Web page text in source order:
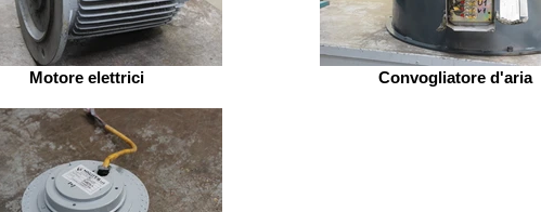
Motore elettrici Convogliatore d'aria